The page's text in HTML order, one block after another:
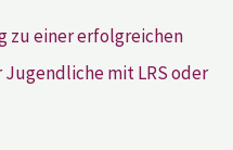
zu einer erfolgreichen
mit LRS oder